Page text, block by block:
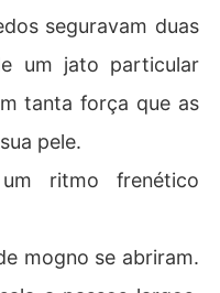
estava apenas co
a irmã de Land
se eu não fosse
chacota.
seguravam duas
um jato particular
tanta força que as
pele.
ritmo frenético
mogno se abriram.